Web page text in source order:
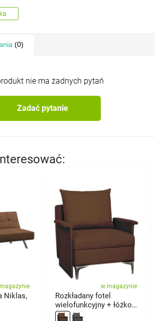
(0)
nie ma żadnych pytań
Zadać pytanie
Niklas,
w magazynie
Rozkładany fotel
wielofunkcyjny + łóżko
Baron, brązowy